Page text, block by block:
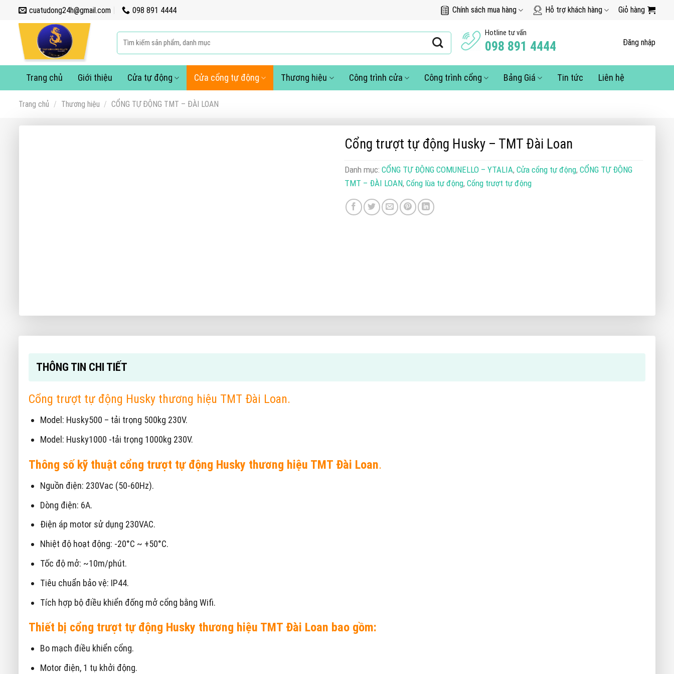
content
cuatudong24h@gmail.com 098 891 4444 Chính sách mua hàng Hỗ trợ khách hàng Giỏ hàng
kiếm:
Hotline tư vấn
098 891 4444 Đăng nhập
Trang chủ Giới thiệu Cửa tự động Cửa cổng tự động Thương hiệu Công trình cửa Công trình cổng Bảng Giá Tin tức Liên hệ
Trang chủ / Thương hiệu / CỔNG TỰ ĐỘNG TMT – ĐÀI LOAN
Cổng trượt tự động Husky – TMT Đài Loan
Danh mục: CỔNG TỰ ĐỘNG COMUNELLO – YTALIA, Cửa cổng tự động, CỔNG TỰ ĐỘNG
TMT – ĐÀI LOAN, Cổng lùa tự động, Cổng trượt tự động
THÔNG TIN CHI TIẾT
Cổng trượt tự động Husky thương hiệu TMT Đài Loan.
Model: Husky500 – tải trọng 500kg 230V.
Model: Husky1000 -tải trọng 1000kg 230V.
Thông số kỹ thuật cổng trượt tự động Husky thương hiệu TMT Đài Loan.
Nguồn điện: 230Vac (50-60Hz).
Dòng điện: 6A.
Điện áp motor sử dụng 230VAC.
Nhiệt độ hoạt động: -20°C ~ +50°C.
Tốc độ mở: ~10m/phút.
Tiêu chuẩn bảo vệ: IP44.
Tích hợp bộ điều khiển đống mở cổng bằng Wifi.
Thiết bị cổng trượt tự động Husky thương hiệu TMT Đài Loan bao gồm:
Bo mạch điều khiển cổng.
Motor điện, 1 tụ khởi động.